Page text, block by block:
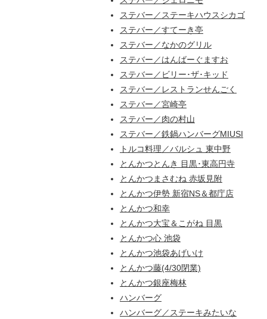
ステバー／ステーキハウスシカゴ
ステバー／すてーき亭
ステバー／なかのグリル
ステバー／はんばーぐますお
ステバー／ビリー･ザ･キッド
ステバー／レストランせんごく
ステバー／宮崎亭
ステバー／肉の村山
ステバー／鉄鍋ハンバーグMIUSI
トルコ料理／バルシュ 東中野
とんかつとんき 目黒･東高円寺
とんかつまさむね 赤坂見附
とんかつ伊勢 新宿NS＆都庁店
とんかつ和幸
とんかつ大宝＆こがね 目黒
とんかつ心 池袋
とんかつ池袋あげいけ
とんかつ藤(4/30閉業)
とんかつ銀座梅林
ハンバーグ
ハンバーグ／ステーキみたいな